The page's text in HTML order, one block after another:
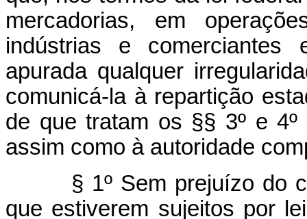
mercadorias, em
indústrias e comerciantes
apurada qualquer
comunicá-la à repartição
de que tratam os §§ 3º e
assim como à autoridade
§ 1º Sem prejuízo do
que estiverem sujeitos por